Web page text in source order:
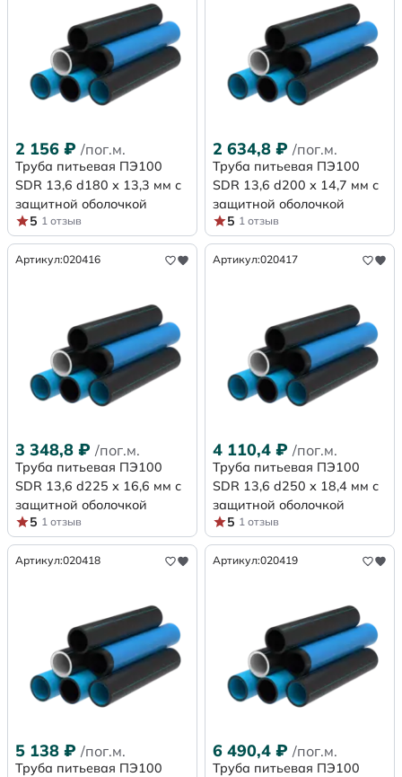
2 156 ₽ /пог.м.
Труба питьевая ПЭ100
SDR 13,6 d180 х 13,3 мм с
защитной оболочкой
5 1 отзыв
2 634,8 ₽ /пог.м.
Труба питьевая ПЭ100
SDR 13,6 d200 х 14,7 мм с
защитной оболочкой
5 1 отзыв
Артикул:020416
3 348,8 ₽ /пог.м.
Труба питьевая ПЭ100
SDR 13,6 d225 х 16,6 мм с
защитной оболочкой
5 1 отзыв
Артикул:020417
4 110,4 ₽ /пог.м.
Труба питьевая ПЭ100
SDR 13,6 d250 х 18,4 мм с
защитной оболочкой
5 1 отзыв
Артикул:020418
5 138 ₽ /пог.м.
Труба питьевая ПЭ100
Артикул:020419
6 490,4 ₽ /пог.м.
Труба питьевая ПЭ100